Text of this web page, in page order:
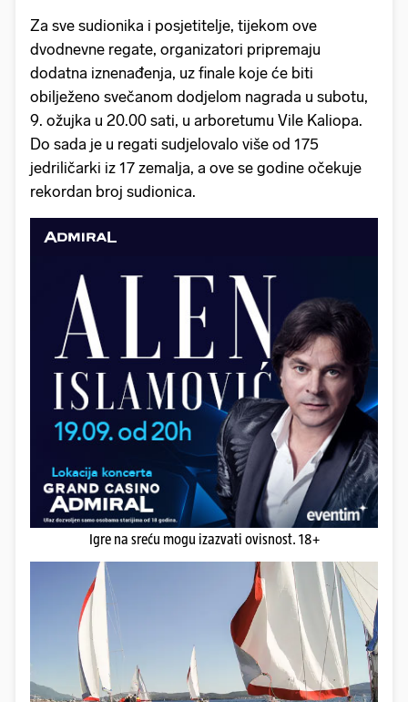
Za sve sudionika i posjetitelje, tijekom ove
dvodnevne regate, organizatori pripremaju
dodatna iznenađenja, uz finale koje će biti
obilježeno svečanom dodjelom nagrada u subotu,
9. ožujka u 20.00 sati, u arboretumu Vile Kaliopa.
Do sada je u regati sudjelovalo više od 175
jedriličarki iz 17 zemalja, a ove se godine očekuje
rekordan broj sudionica.
Igre na sreću mogu izazvati ovisnost. 18+